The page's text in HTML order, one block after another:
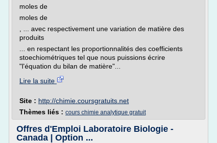
moles de
moles de
, ... avec respectivement une variation de matière des
produits
... en respectant les proportionnalités des coefficients
stoechiométriques tel que nous puissions écrire
"l'équation du bilan de matière"...
Lire la suite
Site : http://chimie.coursgratuits.net
Thèmes liés : cours chimie analytique gratuit
Offres d'Emploi Laboratoire Biologie -
Canada | Option ...